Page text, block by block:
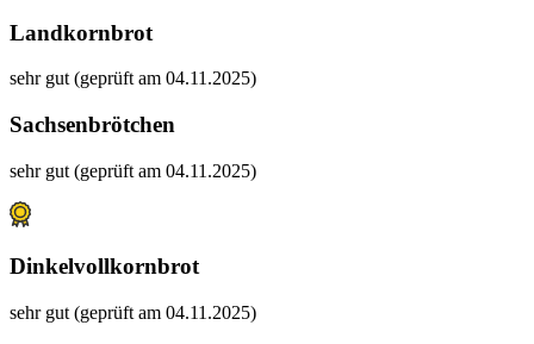
Landkornbrot
sehr gut (geprüft am 04.11.2025)
Sachsenbrötchen
sehr gut (geprüft am 04.11.2025)
Dinkelvollkornbrot
sehr gut (geprüft am 04.11.2025)